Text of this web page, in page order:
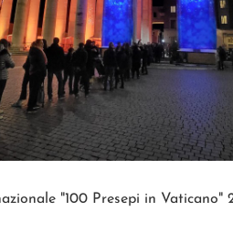
"100 Presepi in